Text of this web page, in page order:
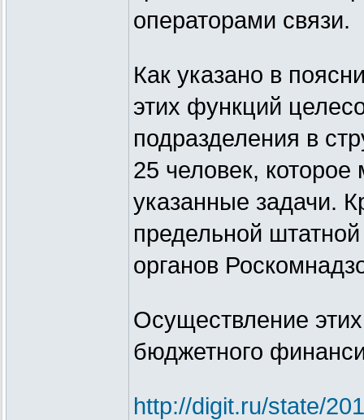
операторами связи.
Как указано в
этих функций
подразделения в
25 человек,
указанные задачи.
предельной
органов
Осуществление
бюджетного
http://digit.ru/state/